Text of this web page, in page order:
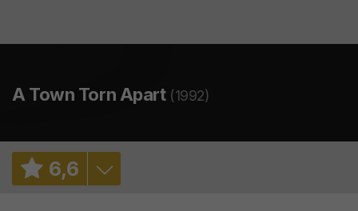
A Town Torn Apart (1992)
6,6